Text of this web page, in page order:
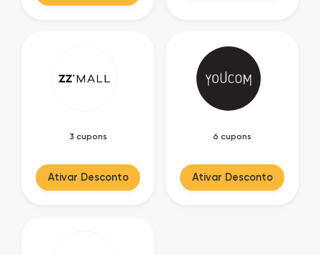
3 cupons
Ativar Desconto
6 cupons
Ativar Desconto